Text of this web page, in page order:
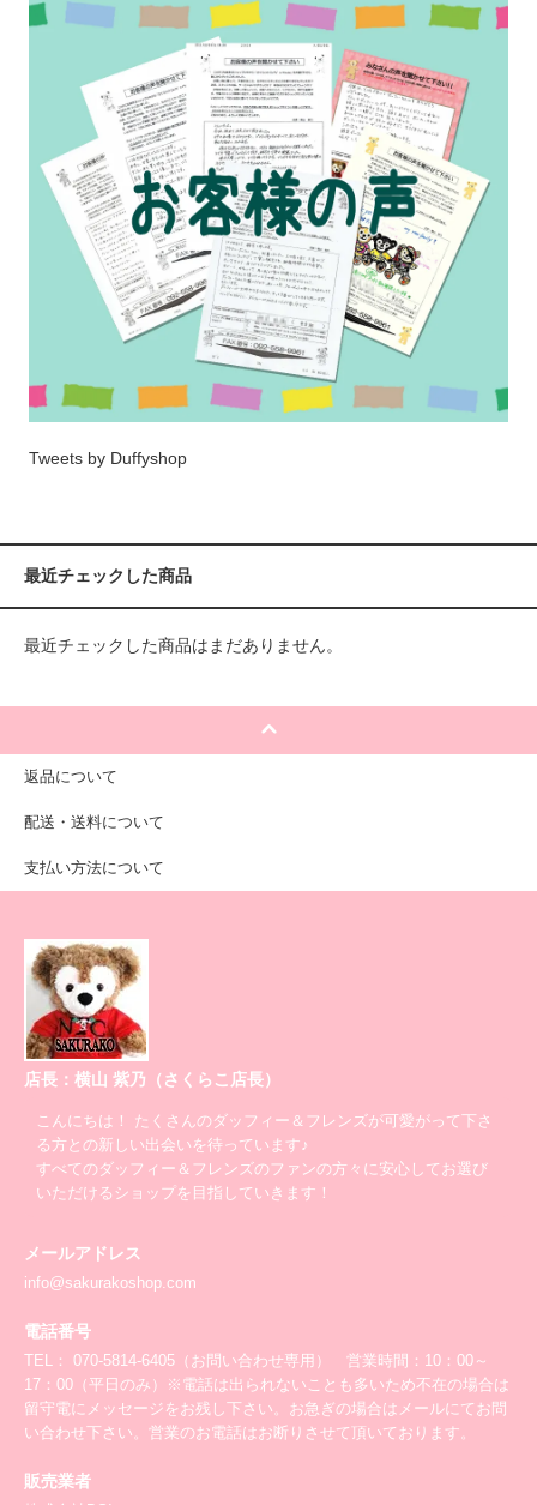
Tweets by Duffyshop
最近チェックした商品
最近チェックした商品はまだありません。
返品について
配送・送料について
支払い方法について
店長：横山 紫乃（さくらこ店長）
こんにちは！ たくさんのダッフィー＆フレンズが可愛がって下さ
る方との新しい出会いを待っています♪
すべてのダッフィー＆フレンズのファンの方々に安心してお選び
いただけるショップを目指していきます！
メールアドレス
info@sakurakoshop.com
電話番号
TEL： 070-5814-6405（お問い合わせ専用） 営業時間：10：00～
17：00（平日のみ）※電話は出られないことも多いため不在の場合は
留守電にメッセージをお残し下さい。お急ぎの場合はメールにてお問
い合わせ下さい。営業のお電話はお断りさせて頂いております。
販売業者